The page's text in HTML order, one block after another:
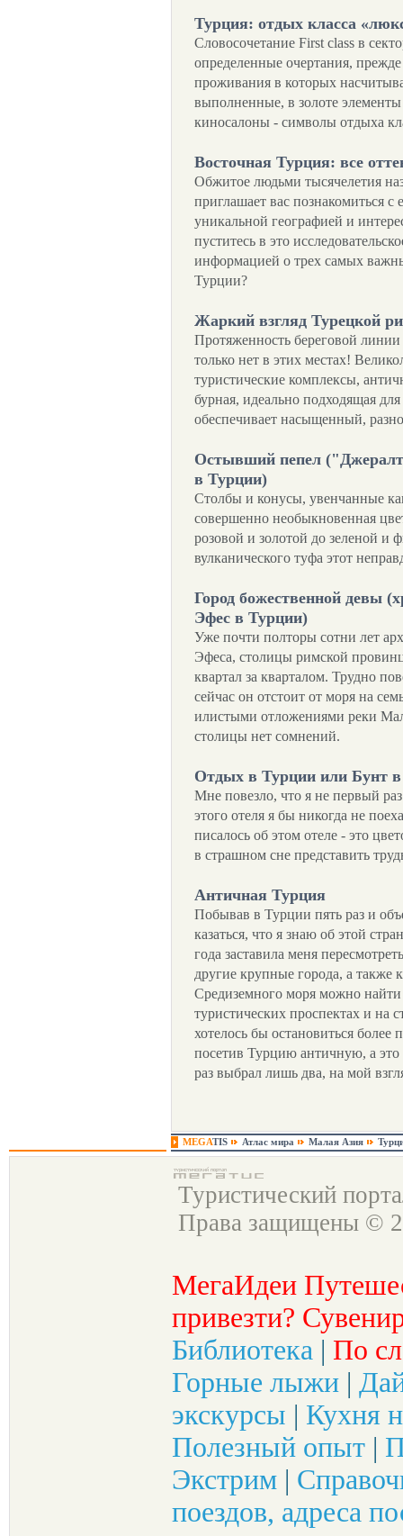
Турция: отдых класса
Словосочетание First class в
определенные очертания,
проживания в которых
выполненные, в золоте
киносалоны - символы отдыха
Восточная Турция: все
Обжитое людьми тысячелетия
приглашает вас познакомиться
уникальной географией и
пуститесь в это
информацией о трех самых
Турции?
Жаркий взгляд Турецкой
Протяженность береговой
только нет в этих местах!
туристические комплексы,
бурная, идеально подходящая
обеспечивает насыщенный,
Остывший пепел
в Турции)
Столбы и конусы, увенчанные
совершенно необыкновенная
розовой и золотой до зеленой
вулканического туфа этот
Город божественной девы
Эфес в Турции)
Уже почти полторы сотни лет
Эфеса, столицы римской
квартал за кварталом. Трудно
сейчас он отстоит от моря на
илистыми отложениями реки
столицы нет сомнений.
Отдых в Турции или Бунт
Мне повезло, что я не первый
этого отеля я бы никогда не
писалось об этом отеле - это
в страшном сне представить
Античная Турция
Побывав в Турции пять раз и
казаться, что я знаю об этой
года заставила меня
другие крупные города, а также
Средиземного моря можно
туристических проспектах и на
хотелось бы остановиться
посетив Турцию античную, а это
раз выбрал лишь два, на мой
MEGATIS Атлас мира Малая Азия
Туристический
Права защищены ©
МегаИдеи
привезти?
Библиотека | По
Горные лыжи |
экскурсы | Кухня
Полезный опыт |
Экстрим |
поездов, адреса